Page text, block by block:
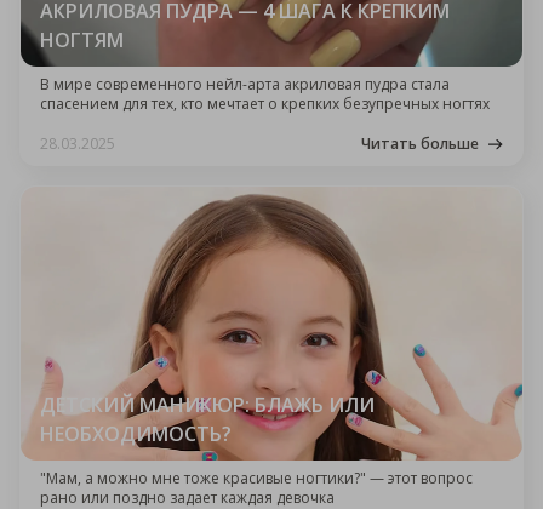
АКРИЛОВАЯ ПУДРА — 4 ШАГА К КРЕПКИМ
НОГТЯМ
В мире современного нейл-арта акриловая пудра стала
спасением для тех, кто мечтает о крепких безупречных ногтях
28.03.2025
Читать больше
ДЕТСКИЙ МАНИКЮР: БЛАЖЬ ИЛИ
НЕОБХОДИМОСТЬ?
"Мам, а можно мне тоже красивые ногтики?" — этот вопрос
рано или поздно задает каждая девочка